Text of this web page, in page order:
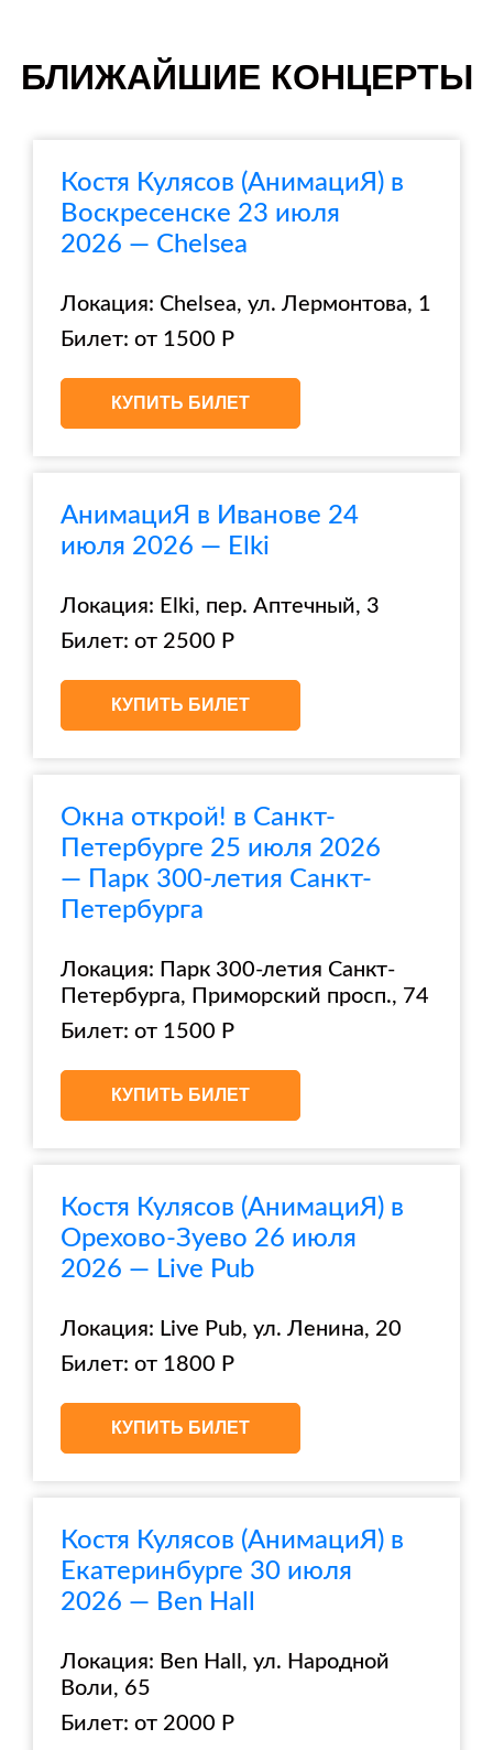
БЛИЖАЙШИЕ КОНЦЕРТЫ
Костя Кулясов (АнимациЯ) в
Воскресенске 23 июля
2026 — Chelsea
Локация: Chelsea, ул. Лермонтова, 1
Билет: от 1500 Р
КУПИТЬ БИЛЕТ
АнимациЯ в Иванове 24
июля 2026 — Elki
Локация: Elki, пер. Аптечный, 3
Билет: от 2500 Р
КУПИТЬ БИЛЕТ
Окна открой! в Санкт-
Петербурге 25 июля 2026
— Парк 300-летия Санкт-
Петербурга
Локация: Парк 300-летия Санкт-
Петербурга, Приморский просп., 74
Билет: от 1500 Р
КУПИТЬ БИЛЕТ
Костя Кулясов (АнимациЯ) в
Орехово-Зуево 26 июля
2026 — Live Pub
Локация: Live Pub, ул. Ленина, 20
Билет: от 1800 Р
КУПИТЬ БИЛЕТ
Костя Кулясов (АнимациЯ) в
Екатеринбурге 30 июля
2026 — Ben Hall
Локация: Ben Hall, ул. Народной
Воли, 65
Билет: от 2000 Р